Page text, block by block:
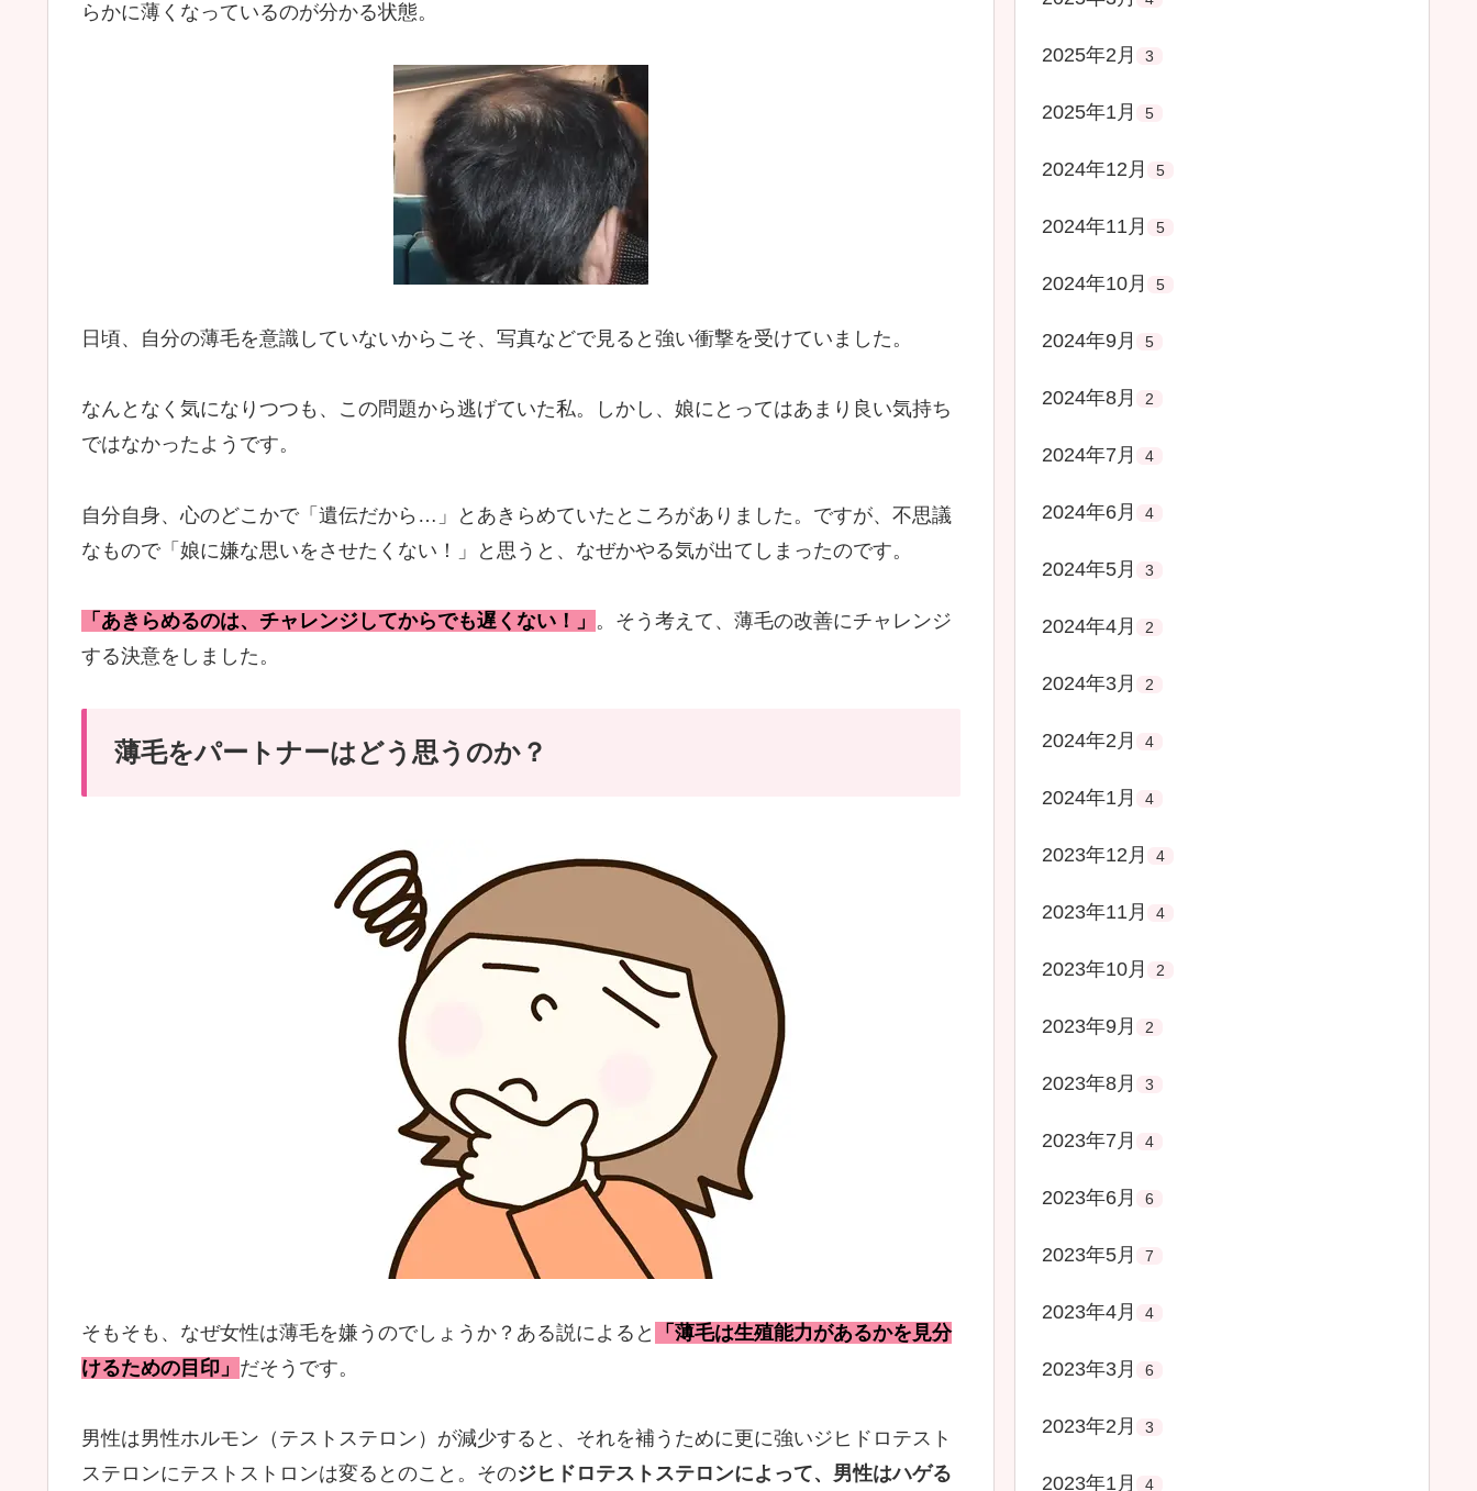
らかに薄くなっているのが分かる状態。
日頃、自分の薄毛を意識していないからこそ、写真などで見ると強い衝撃を受けていました。
なんとなく気になりつつも、この問題から逃げていた私。しかし、娘にとってはあまり良い気持ち
ではなかったようです。
自分自身、心のどこかで「遺伝だから…」とあきらめていたところがありました。ですが、不思議
なもので「娘に嫌な思いをさせたくない！」と思うと、なぜかやる気が出てしまったのです。
「あきらめるのは、チャレンジしてからでも遅くない！」 。そう考えて、薄毛の改善にチャレンジ
する決意をしました。
薄毛をパートナーはどう思うのか？
そもそも、なぜ女性は薄毛を嫌うのでしょうか？ある説によると
「薄毛は生殖能力があるかを見分
けるための目印」 だそうです。
男性は男性ホルモン（テストステロン）が減少すると、それを補うために更に強いジヒドロテスト
ステロンにテストストロンは変るとのこと。そのジヒドロテストステロンによって、男性はハゲる
2025年2月 3
2025年1月 5
2024年12月 5
2024年11月 5
2024年10月 5
2024年9月 5
2024年8月 2
2024年7月 4
2024年6月 4
2024年5月 3
2024年4月 2
2024年3月 2
2024年2月 4
2024年1月 4
2023年12月 4
2023年11月 4
2023年10月 2
2023年9月 2
2023年8月 3
2023年7月 4
2023年6月 6
2023年5月 7
2023年4月 4
2023年3月 6
2023年2月 3
2023年1月 4